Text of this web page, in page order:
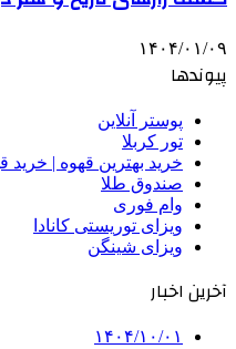
۱۴۰۴/۰۱/۰۹
پیوندها
پوستر آنلاین
تور کربلا
خرید بهترین قهوه | خرید
صندوق طلا
وام فوری
ویزای توریستی کانادا
ویزای شینگن
آخرین اخبار
۱۴۰۴/۱۰/۰۱